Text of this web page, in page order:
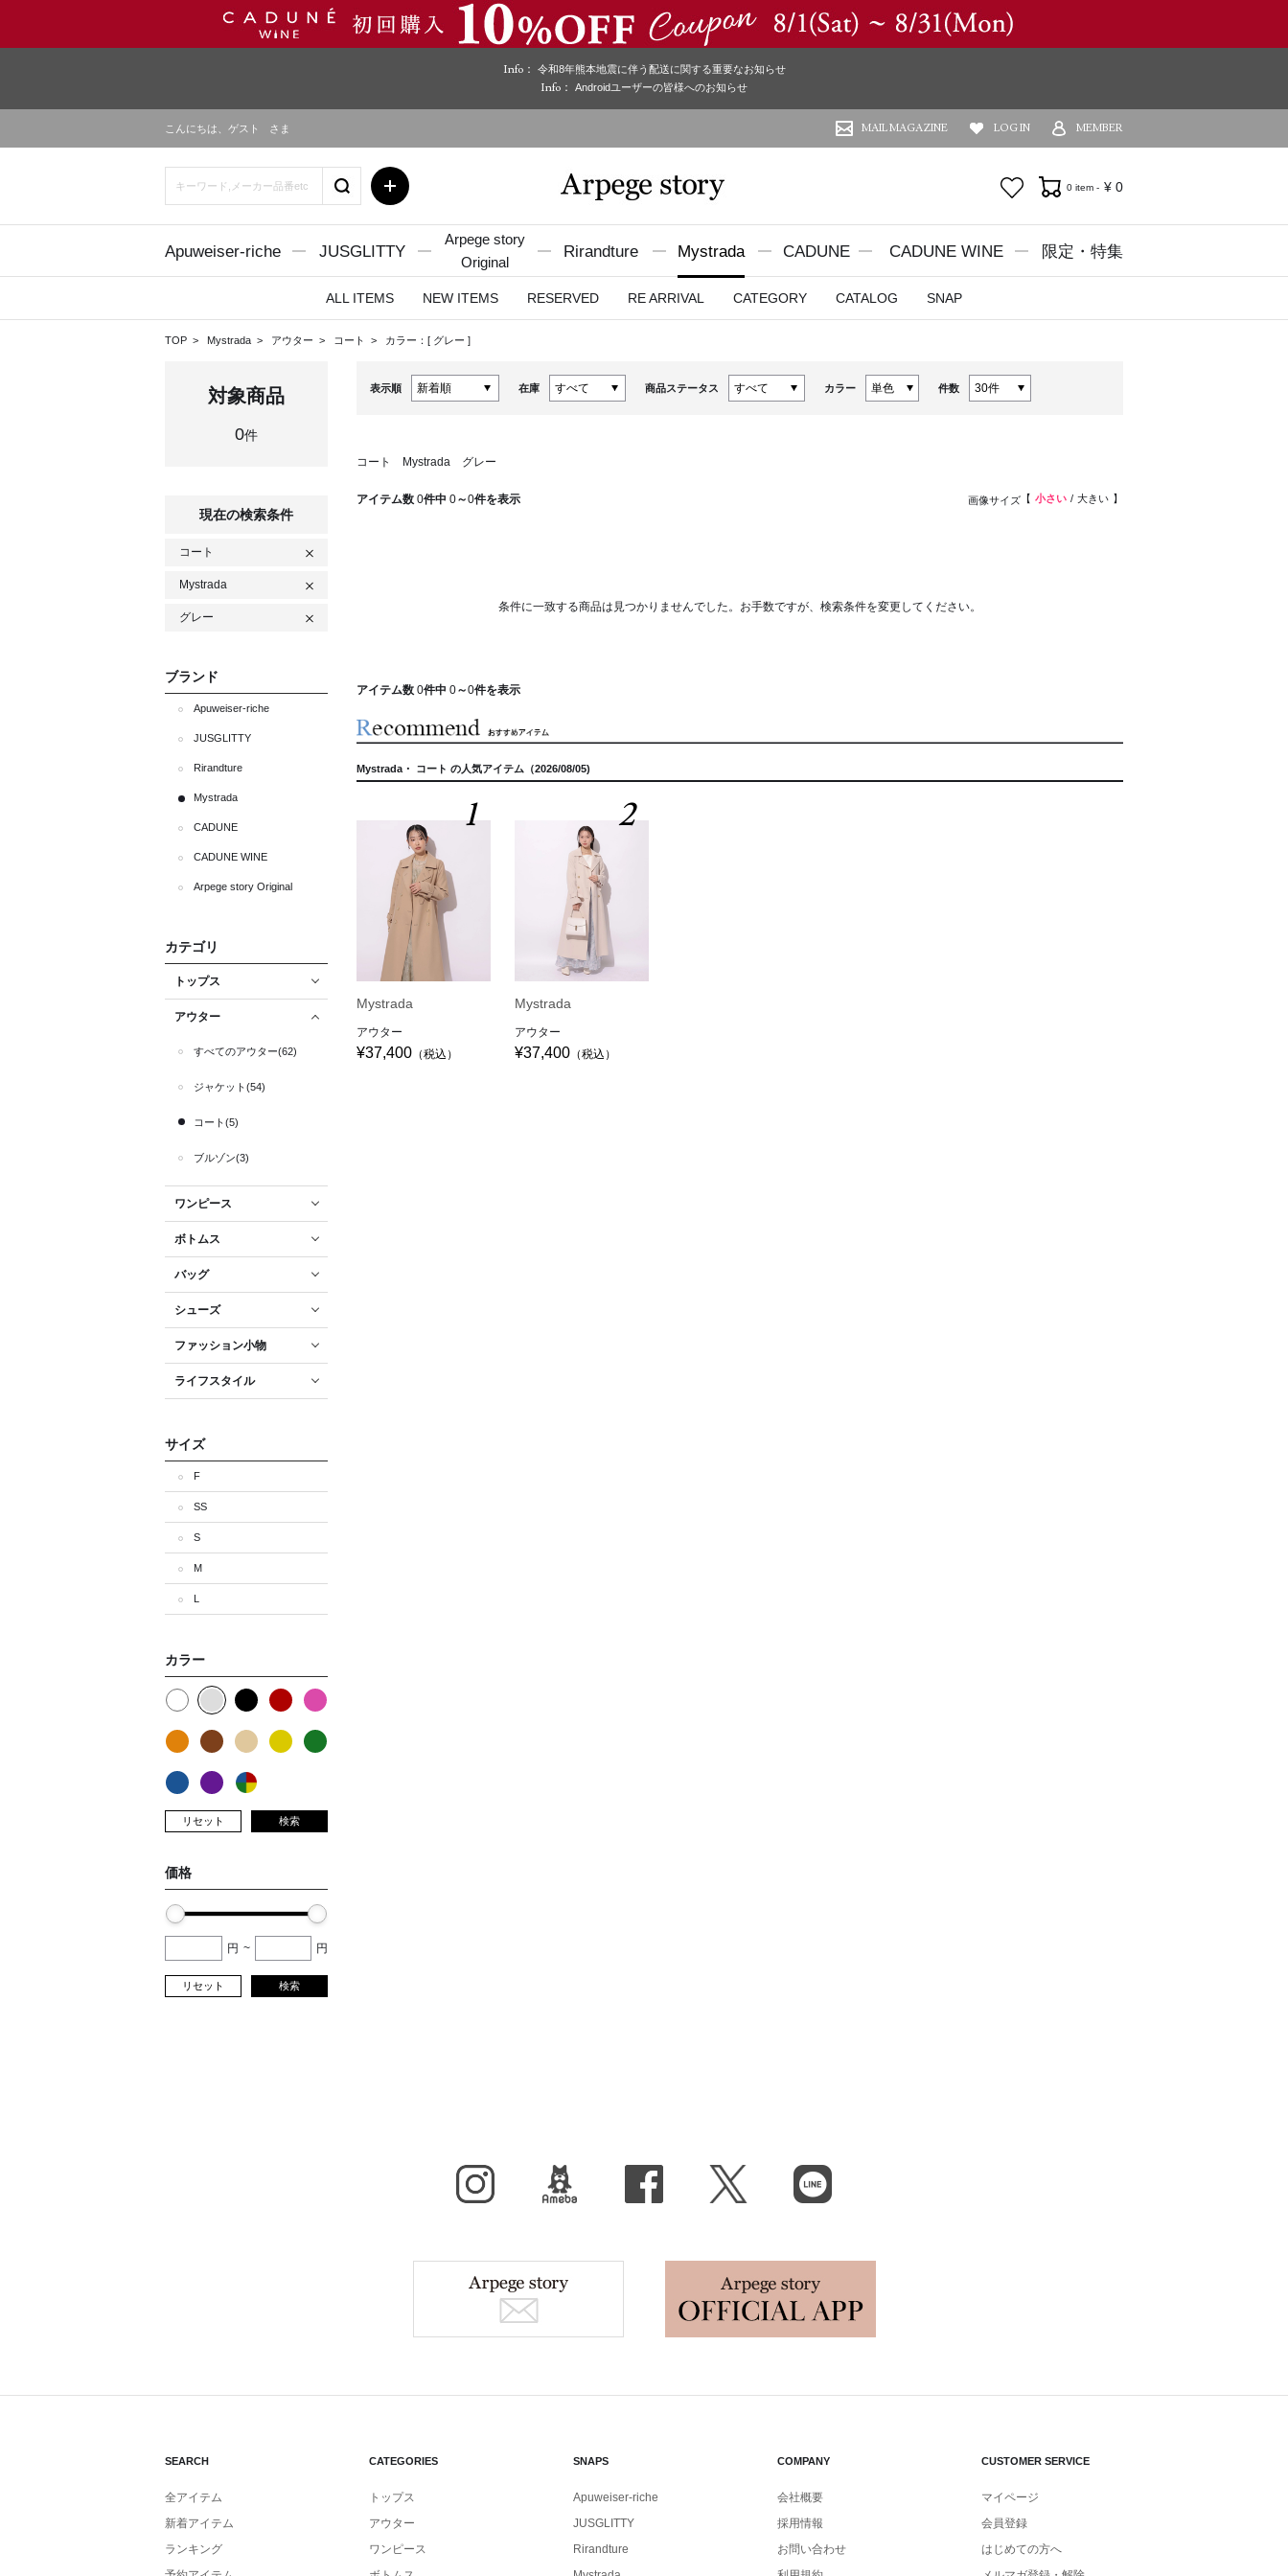
Info： 令和8年熊本地震に伴う配送に関する重要なお知らせ
Info： Androidユーザーの皆様へのお知らせ
こんにちは、 ゲスト さま MAIL MAGAZINE LOG IN MEMBER
お気に入り0 item - ¥ 0
Apuweiser-riche JUSGLITTY
Arpege story
Original
Rirandture Mystrada CADUNE CADUNE WINE 限定・特集
ALL ITEMS NEW ITEMS RESERVED RE ARRIVAL CATEGORY CATALOG SNAP
TOP Mystrada アウター コート カラー：[ グレー ]
対象商品
0件
現在の検索条件
コート
Mystrada
グレー
ブランド
Apuweiser-riche
JUSGLITTY
Rirandture
Mystrada
CADUNE
CADUNE WINE
Arpege story Original
カテゴリ
トップス
アウター
すべてのアウター(62)
ジャケット(54)
コート(5)
ブルゾン(3)
ワンピース
ボトムス
バッグ
シューズ
ファッション小物
ライフスタイル
サイズ
F
SS
S
M
L
カラー
リセット 検索
価格
円 ~ 円
リセット 検索
表示順 在庫 商品ステータス カラー 件数
コート Mystrada グレー
アイテム数 0件中 0～0件を表示 画像サイズ 小さい 大きい
条件に一致する商品は見つかりませんでした。お手数ですが、検索条件を変更してください。
アイテム数 0件中 0～0件を表示
Mystrada・ コート の人気アイテム（2026/08/05)
1
Mystrada
アウター
¥37,400 （税込）
2
Mystrada
アウター
¥37,400 （税込）
X（旧Twitter）
SEARCH
全アイテム
新着アイテム
ランキング
CATEGORIES
トップス
アウター
ワンピース
SNAPS
Apuweiser-riche
JUSGLITTY
Rirandture
COMPANY
会社概要
採用情報
お問い合わせ
CUSTOMER SERVICE
マイページ
会員登録
はじめての方へ